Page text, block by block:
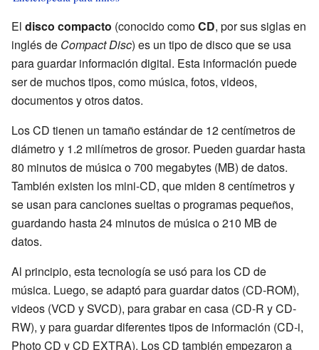
El disco compacto (conocido comoCD, por sus siglas en
inglés de Compact Disc) es un tipo de disco que se usa
para guardar información digital. Esta información puede
ser de muchos tipos, como música, fotos, videos,
documentos y otros datos.
Los CD tienen un tamaño estándar de 12 centímetros de
diámetro y 1.2 milímetros de grosor. Pueden guardar hasta
80 minutos de música o 700 megabytes (MB) de datos.
También existen los mini-CD, que miden 8 centímetros y
se usan para canciones sueltas o programas pequeños,
guardando hasta 24 minutos de música o 210 MB de
datos.
Al principio, esta tecnología se usó para los CD de
música. Luego, se adaptó para guardar datos (CD-ROM),
videos (VCD y SVCD), para grabar en casa (CD-R y CD-
RW), y para guardar diferentes tipos de información (CD-i,
Photo CD y CD EXTRA). Los CD también empezaron a